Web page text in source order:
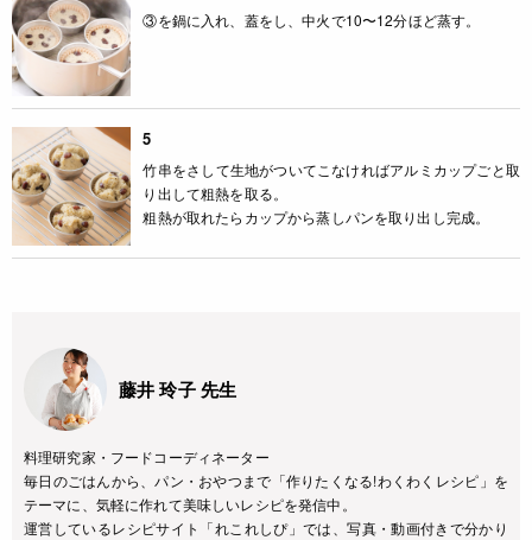
③を鍋に入れ、蓋をし、中火で10〜12分ほど蒸す。
5
竹串をさして生地がついてこなければアルミカップごと取
り出して粗熱を取る。
粗熱が取れたらカップから蒸しパンを取り出し完成。
藤井 玲子 先生
料理研究家・フードコーディネーター
毎日のごはんから、パン・おやつまで「作りたくなる!わくわくレシピ」を
テーマに、気軽に作れて美味しいレシピを発信中。
運営しているレシピサイト「れこれしぴ」では、写真・動画付きで分かり